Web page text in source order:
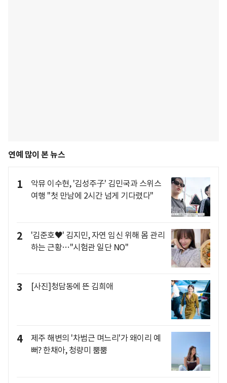
연예 많이 본 뉴스
1
악뮤 이수현, '김성주子' 김민국과 스위스
여행 "첫 만남에 2시간 넘게 기다렸다"
2
'김준호♥' 김지민, 자연 임신 위해 몸 관리
하는 근황…"시험관 일단 NO"
3 [사진]청담동에 뜬 김희애
4
제주 해변의 '차범근 며느리'가 왜이리 예
뻐? 한채아, 청량미 뿜뿜